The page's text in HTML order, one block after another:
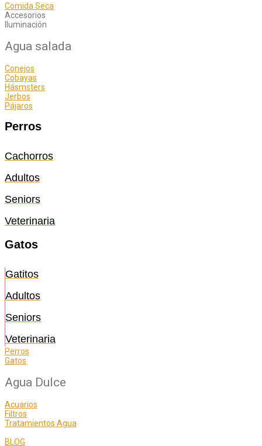
Comida Seca
Accesorios
Iluminación
Agua salada
Conejos
Cobayas
Hásmsters
Jerbos
Pájaros
Perros
Cachorros
Adultos
Seniors
Veterinaria
Gatos
Gatitos
Adultos
Seniors
Veterinaria
Perros
Gatos
Agua Dulce
Acuarios
Filtros
Tratamientos Agua
BLOG